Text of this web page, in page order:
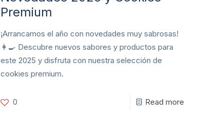
Premium
¡Arrancamos el año con novedades muy sabrosas!
👩‍🍳 Descubre nuevos sabores y productos para
este 2025 y disfruta con nuestra selección de
cookies premium.
0 Read more